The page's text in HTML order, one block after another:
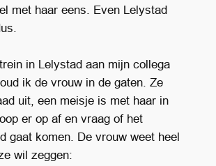
met haar eens. Even Lelystad
in Lelystad aan mijn collega
ik de vrouw in de gaten. Ze
uit, een meisje is met haar in
er op af en vraag of het
gaat komen. De vrouw weet heel
wil zeggen: